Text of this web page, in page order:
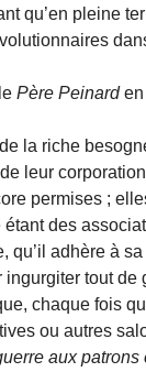
qu’en pleine
Père Peinarden
la riche
leur
permises ;
des
qu’il adhère à
ingurgiter tout
chaque fois
ou autres
aux patrons